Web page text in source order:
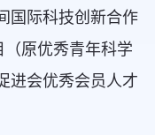
国际科技创新合作
原优秀青年科学
进会优秀会员人才